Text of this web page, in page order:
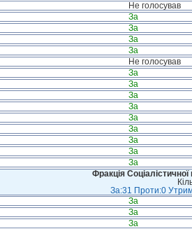
Не голосував
За
За
За
За
Не голосував
За
За
За
За
За
За
За
За
За
Фракція Соціалістичної
За:31 Проти:0
За
За
За